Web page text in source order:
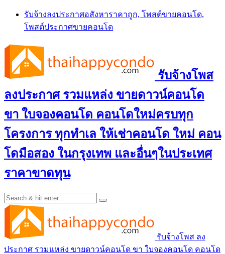
Skip
content
รับจ้างลงประกาศอสังหาราคาถูก, โพสต์ขายคอนโด,
โพสต์ประกาศขายคอนโด
รับจ้างโพส
ลงประกาศ รวมแหล่ง ขายดาวน์คอนโด
ขา ใบจองคอนโด คอนโดใหม่ครบทุก
โครงการ ทุกทำเล ให้เช่าคอนโด ใหม่ คอน
โดมือสอง ในกรุงเทพ และอื่นๆในประเทศ
ราคาขาดทุน
รับจ้างโพส ลง
ประกาศ รวมแหล่ง ขายดาวน์คอนโด ขา ใบจองคอนโด คอนโด